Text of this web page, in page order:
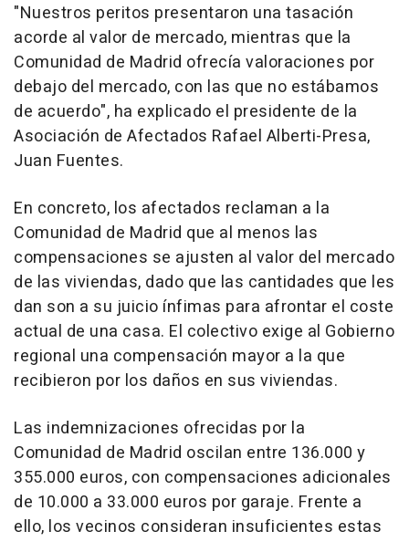
"Nuestros peritos presentaron una tasación
acorde al valor de mercado, mientras que la
Comunidad de Madrid ofrecía valoraciones por
debajo del mercado, con las que no estábamos
de acuerdo", ha explicado el presidente de la
Asociación de Afectados Rafael Alberti-Presa,
Juan Fuentes.
En concreto, los afectados reclaman a la
Comunidad de Madrid que al menos las
compensaciones se ajusten al valor del mercado
de las viviendas, dado que las cantidades que les
dan son a su juicio ínfimas para afrontar el coste
actual de una casa. El colectivo exige al Gobierno
regional una compensación mayor a la que
recibieron por los daños en sus viviendas.
Las indemnizaciones ofrecidas por la
Comunidad de Madrid oscilan entre 136.000 y
355.000 euros, con compensaciones adicionales
de 10.000 a 33.000 euros por garaje. Frente a
ello, los vecinos consideran insuficientes estas